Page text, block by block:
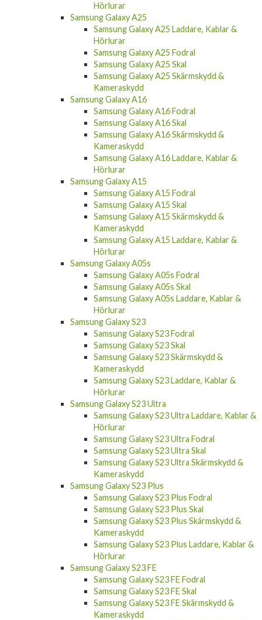
Hörlurar
Samsung Galaxy A25
Samsung Galaxy A25 Laddare, Kablar &
Hörlurar
Samsung Galaxy A25 Fodral
Samsung Galaxy A25 Skal
Samsung Galaxy A25 Skärmskydd &
Kameraskydd
Samsung Galaxy A16
Samsung Galaxy A16 Fodral
Samsung Galaxy A16 Skal
Samsung Galaxy A16 Skärmskydd &
Kameraskydd
Samsung Galaxy A16 Laddare, Kablar &
Hörlurar
Samsung Galaxy A15
Samsung Galaxy A15 Fodral
Samsung Galaxy A15 Skal
Samsung Galaxy A15 Skärmskydd &
Kameraskydd
Samsung Galaxy A15 Laddare, Kablar &
Hörlurar
Samsung Galaxy A05s
Samsung Galaxy A05s Fodral
Samsung Galaxy A05s Skal
Samsung Galaxy A05s Laddare, Kablar &
Hörlurar
Samsung Galaxy S23
Samsung Galaxy S23 Fodral
Samsung Galaxy S23 Skal
Samsung Galaxy S23 Skärmskydd &
Kameraskydd
Samsung Galaxy S23 Laddare, Kablar &
Hörlurar
Samsung Galaxy S23 Ultra
Samsung Galaxy S23 Ultra Laddare, Kablar &
Hörlurar
Samsung Galaxy S23 Ultra Fodral
Samsung Galaxy S23 Ultra Skal
Samsung Galaxy S23 Ultra Skärmskydd &
Kameraskydd
Samsung Galaxy S23 Plus
Samsung Galaxy S23 Plus Fodral
Samsung Galaxy S23 Plus Skal
Samsung Galaxy S23 Plus Skärmskydd &
Kameraskydd
Samsung Galaxy S23 Plus Laddare, Kablar &
Hörlurar
Samsung Galaxy S23 FE
Samsung Galaxy S23 FE Fodral
Samsung Galaxy S23 FE Skal
Samsung Galaxy S23 FE Skärmskydd &
Kameraskydd